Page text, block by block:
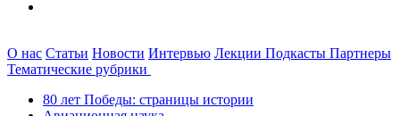
О нас Статьи Новости Интервью Лекции Подкасты Партнеры
Тематические рубрики
80 лет Победы: страницы истории